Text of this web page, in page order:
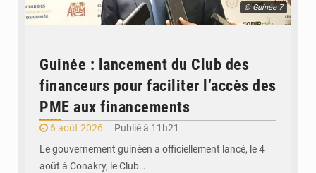
© Guinée 7
Guinée : lancement du Club des
financeurs pour faciliter l’accès des
PME aux financements
6 août 2026
Publié à 11h21
Le gouvernement guinéen a officiellement lancé, le 4
août à Conakry, le Club…